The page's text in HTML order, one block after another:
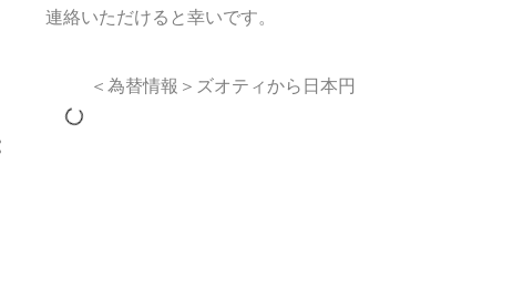
連絡いただけると幸いです。
＜為替情報＞ズオティから日本円